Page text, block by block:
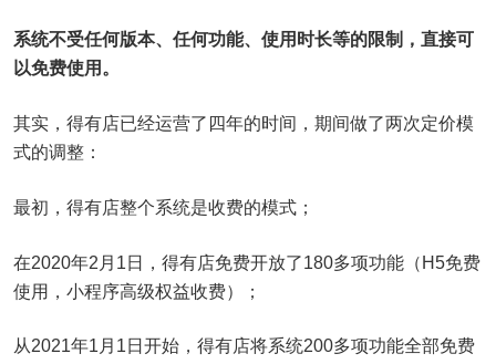
系统不受任何版本、任何功能、使用时长等的限制，直接可
以免费使用。
其实，得有店已经运营了四年的时间，期间做了两次定价模
式的调整：
最初，得有店整个系统是收费的模式；
在2020年2月1日，得有店免费开放了180多项功能（H5免费
使用，小程序高级权益收费）；
从2021年1月1日开始，得有店将系统200多项功能全部免费